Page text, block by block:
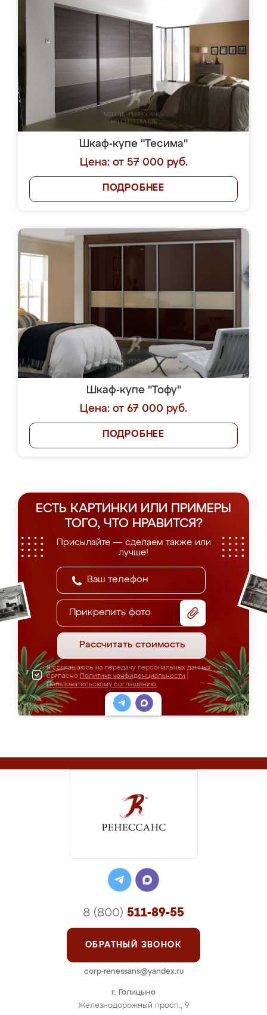
Шкаф-купе "Тесима"
Цена: от 57 000 руб.
ПОДРОБНЕЕ
Шкаф-купе "Тофу"
Цена: от 67 000 руб.
ПОДРОБНЕЕ
ЕСТЬ КАРТИНКИ ИЛИ ПРИМЕРЫ
ТОГО, ЧТО НРАВИТСЯ?
Присылайте — сделаем также или
лучше!
Прикрепить фото
Рассчитать стоимость
Я соглашаюсь на передачу персональных данных
согласно Политике конфиденциальности
Пользовательскому соглашению
г. Голицыно
Железнодорожный просп., 9
8 (800) 511-89-55
ОБРАТНЫЙ ЗВОНОК
corp-renessans@yandex.ru